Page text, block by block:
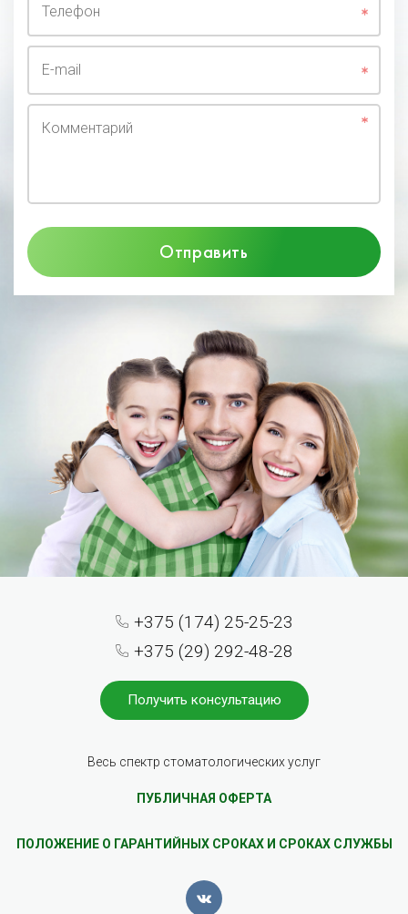
Телефон
E-mail
Комментарий
Отправить
+375 (174) 25-25-23
+375 (29) 292-48-28
Получить консультацию
Весь спектр стоматологических услуг
ПУБЛИЧНАЯ ОФЕРТА
ПОЛОЖЕНИЕ О ГАРАНТИЙНЫХ СРОКАХ И СРОКАХ СЛУЖБЫ